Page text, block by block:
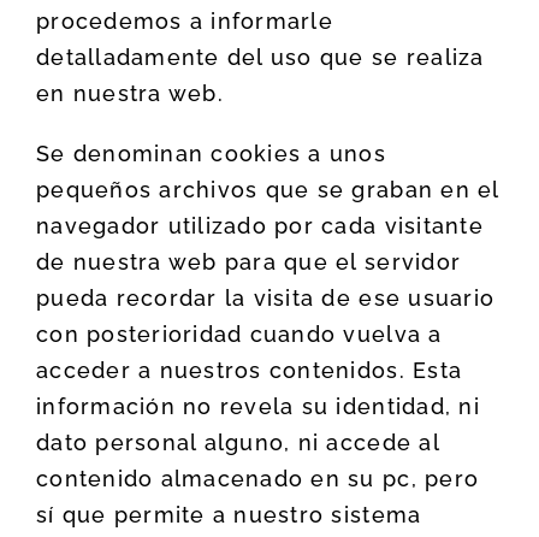
procedemos a informarle
detalladamente del uso que se realiza
en nuestra web.
Se denominan cookies a unos
pequeños archivos que se graban en el
navegador utilizado por cada visitante
de nuestra web para que el servidor
pueda recordar la visita de ese usuario
con posterioridad cuando vuelva a
acceder a nuestros contenidos. Esta
información no revela su identidad, ni
dato personal alguno, ni accede al
contenido almacenado en su pc, pero
sí que permite a nuestro sistema